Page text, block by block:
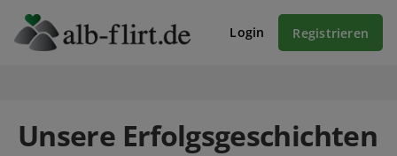
Login Registrieren
Unsere Erfolgsgeschichten